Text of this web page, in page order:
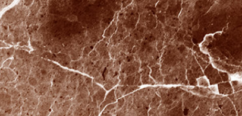
सुधार सेवाएं ज्वैलरी रीटचिंग सर्विसेज एआई